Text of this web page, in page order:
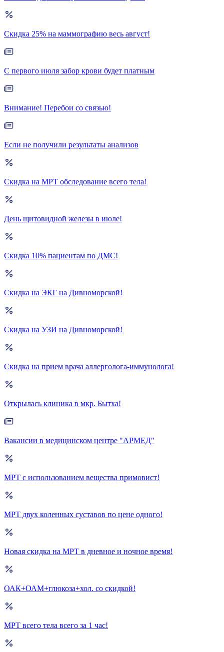
Скидка 25% на маммографию весь август!
С первого июля забор крови будет платным
Внимание! Перебои со связью!
Если не получили результаты анализов
Скидка на МРТ обследование всего тела!
День щитовидной железы в июле!
Скидка 10% пациентам по ДМС!
Скидка на ЭКГ на Дивноморской!
Скидка на УЗИ на Дивноморской!
Скидка на прием врача аллерголога-иммунолога!
Открылась клиника в мкр. Бытха!
Вакансии в медицинском центре "АРМЕД"
МРТ с использованием вещества примовист!
МРТ двух коленных суставов по цене одного!
Новая скидка на МРТ в дневное и ночное время!
ОАК+ОАМ+глюкоза+хол. со скидкой!
МРТ всего тела всего за 1 час!